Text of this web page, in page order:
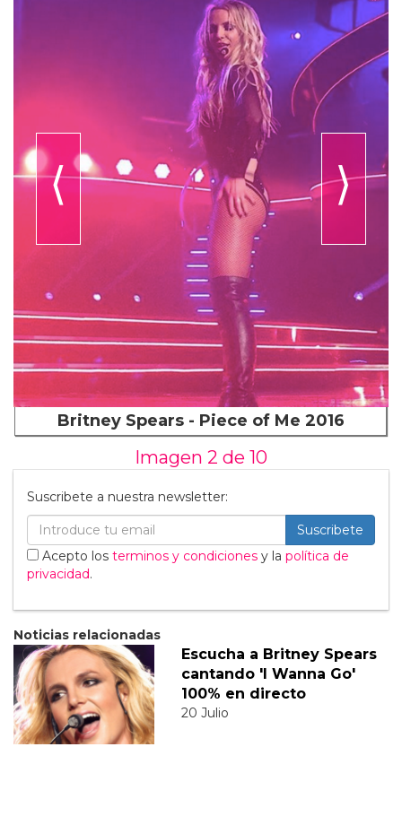
⟨ ⟩
Britney Spears - Piece of Me 2016
Imagen 2 de 10
Suscribete a nuestra newsletter:
Suscribete
Acepto los terminos y condiciones y la política de
privacidad.
Noticias relacionadas
Escucha a Britney Spears
cantando 'I Wanna Go'
100% en directo
20 Julio